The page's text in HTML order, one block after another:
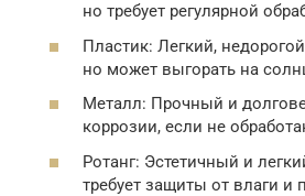
но требует регулярной
Пластик: Легкий,
но может выгорать на
Металл: Прочный и
коррозии, если не
Ротанг: Эстетичный и
требует защиты от влаги